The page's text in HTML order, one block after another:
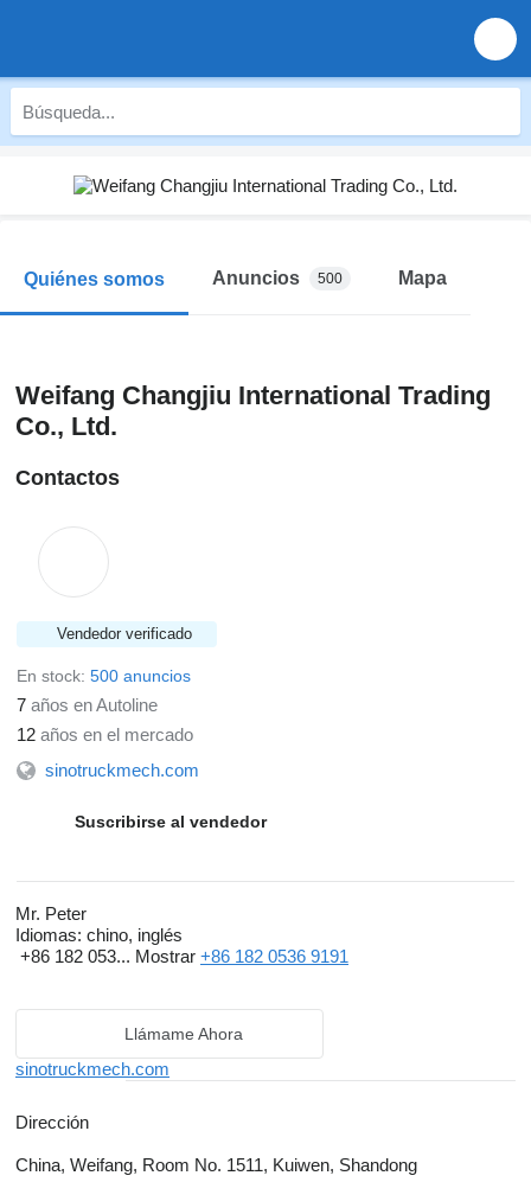
Quiénes somos Anuncios 500 Mapa
Weifang Changjiu International Trading
Co., Ltd.
Contactos
Vendedor verificado
En stock: 500 anuncios
7 años en Autoline
12 años en el mercado
sinotruckmech.com
Suscribirse al vendedor
Mr. Peter
Idiomas: chino, inglés
+86 182 053... Mostrar +86 182 0536 9191
Llámame Ahora
sinotruckmech.com
Dirección
China, Weifang, Room No. 1511, Kuiwen, Shandong